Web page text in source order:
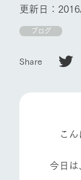
1Pでわかる
事業領域・取り
トピックを取り
育てる
豊かな命を育む
館ヶ森高原豚
の中、徹底した
しい衛生管理の
本日の営業時間
花状況などを毎日
施設・体験
フラワーガ
わりを存分に味わ
更新日：
ブログ
Share
こん
今日